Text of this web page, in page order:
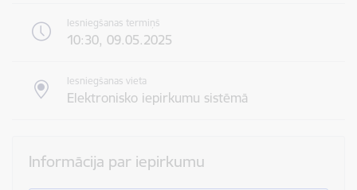
Iesniegšanas termiņš
10:30, 09.05.2025
Iesniegšanas vieta
Elektronisko iepirkumu sistēmā
Informācija par iepirkumu